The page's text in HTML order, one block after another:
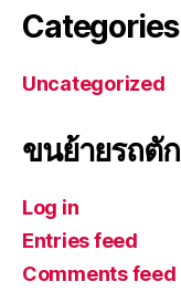
Categories
Uncategorized
ขนย้ายรถตัก
Log in
Entries feed
Comments feed